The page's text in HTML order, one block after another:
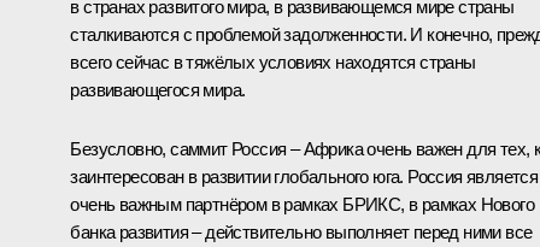
в странах развитого мира, в развивающемся мире страны
сталкиваются с проблемой задолженности. И конечно,
всего сейчас в тяжёлых условиях находятся страны
развивающегося мира.
Безусловно, саммит Россия – Африка очень важен для тех,
заинтересован в развитии глобального юга. Россия является
очень важным партнёром в рамках БРИКС, в рамках Нового
банка развития – действительно выполняет перед ними все